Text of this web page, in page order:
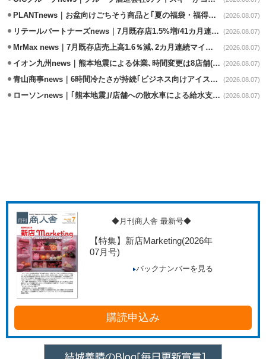
PLANTnews｜お盆向けごちそう商品と｢夏の福袋・福得カート｣8/8から開催 (2026.08.07)
リテールパートナーズnews｜7月既存店1.5%増/41カ月連続増 (2026.08.07)
MrMax news｜7月既存店売上高1.6％減､2カ月連続マイナス (2026.08.07)
イオン九州news｜熊本地震による休業､時間変更は8店舗(8/7時点) (2026.08.07)
青山商事news｜6時間冷たさが持続｢ビジネス向けアイスベスト｣発売 (2026.08.07)
ローソンnews｜｢熊本地震｣/店舗への散水車による給水支援を開始 (2026.08.07)
◆月刊商人舎 最新号◆
【特集】新店Marketing(2026年
07月号)
バックナンバーを見る
購読申込み